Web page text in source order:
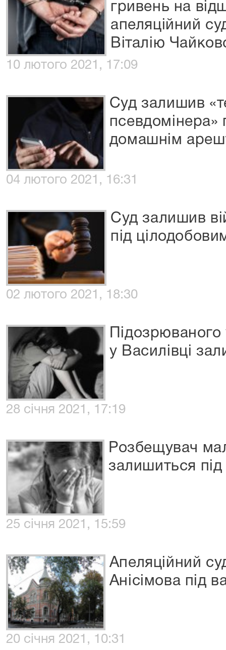
гривень на
апеляційний
Віталію
10 лютого 2021, 17:09
Суд залишив
псевдомінера»
домашнім
04 лютого 2021, 16:31
Суд залишив
під
02 лютого 2021, 18:30
у Василівці
28 січня 2021, 17:19
Розбещувач
залишиться
25 січня 2021, 15:59
Апеляційний
Анісімова під
20 січня 2021, 10:31